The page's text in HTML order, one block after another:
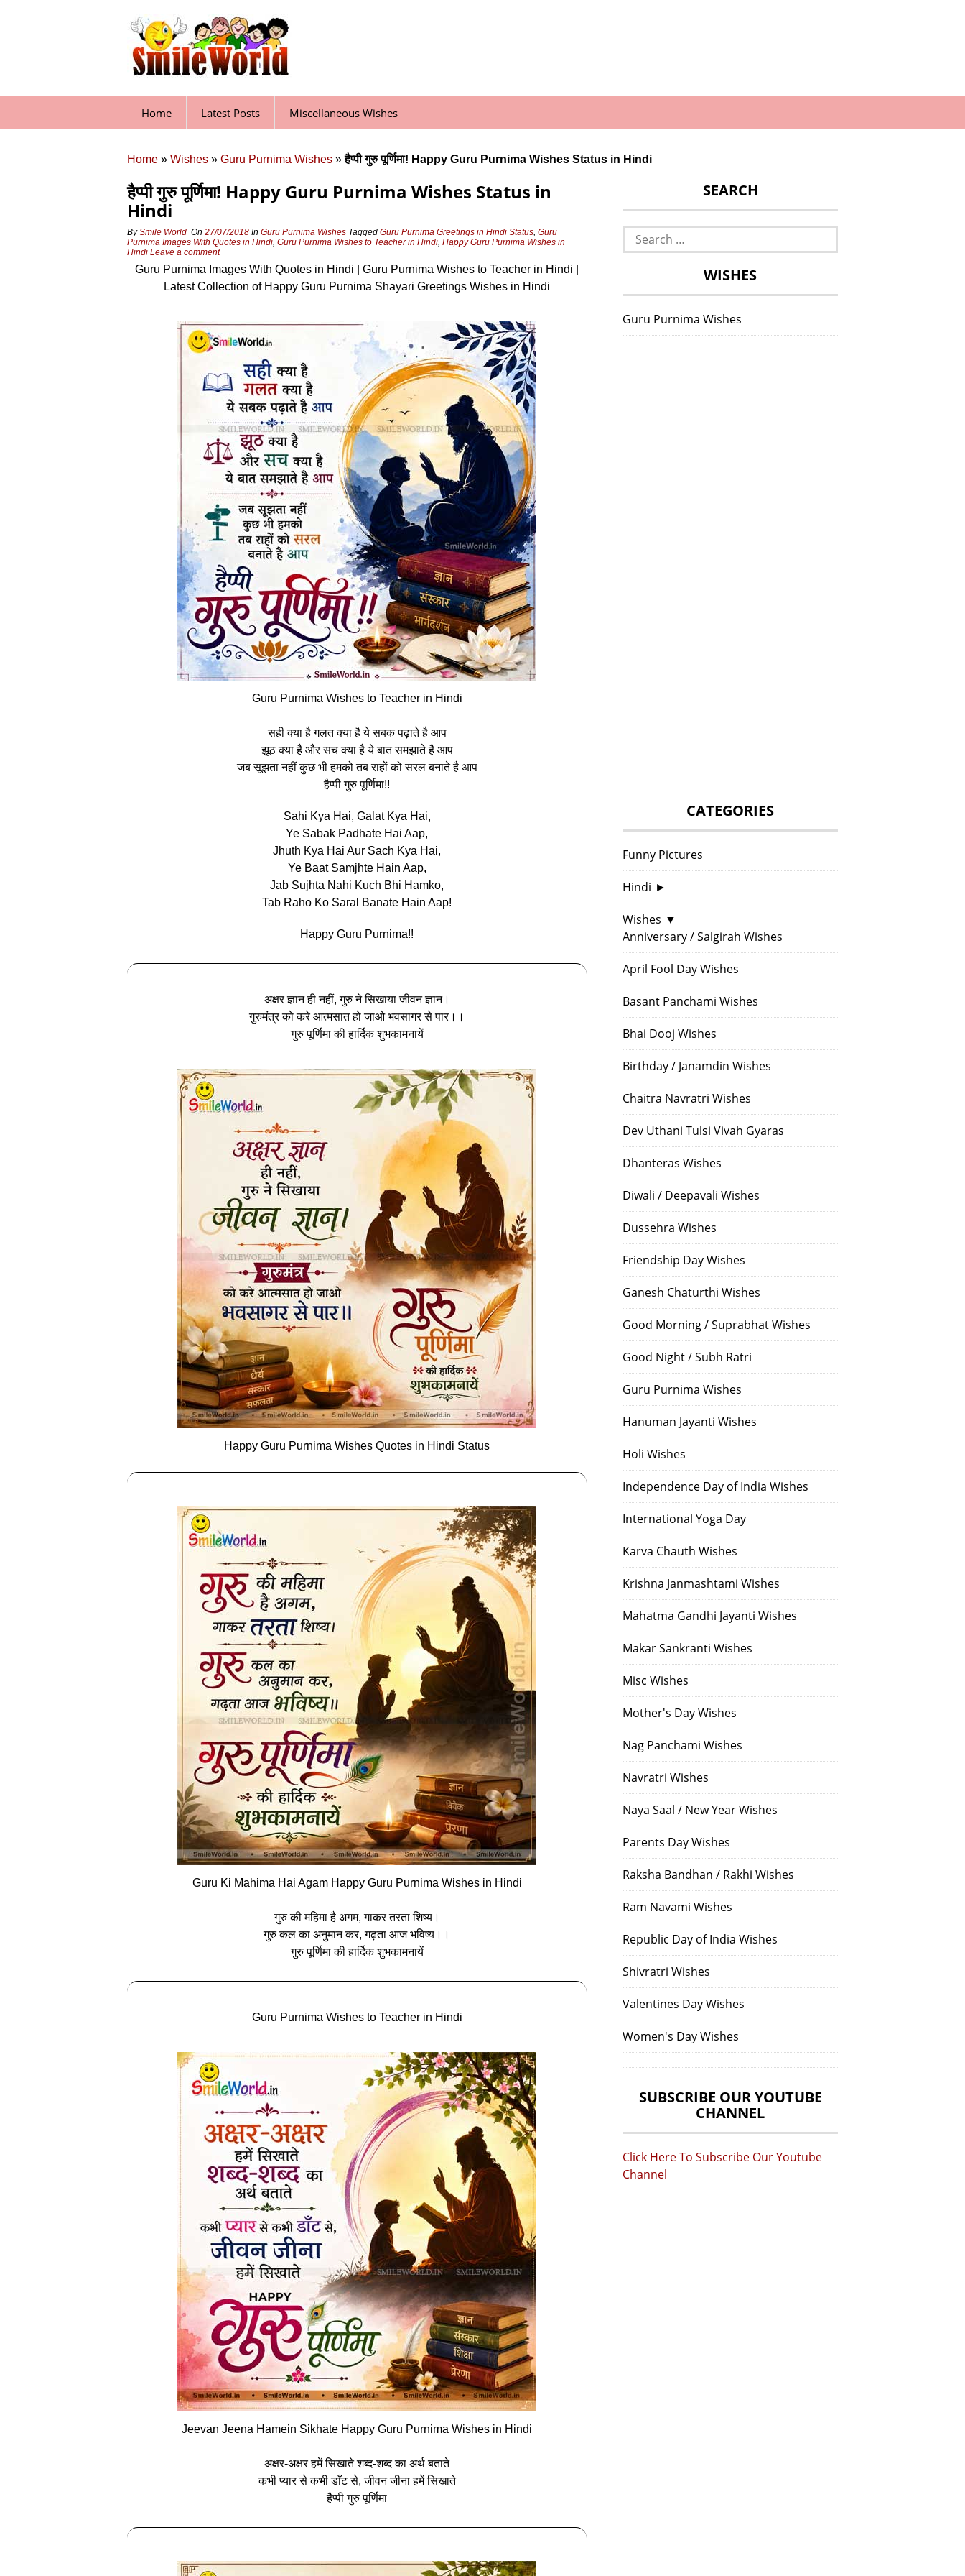
Home Latest Posts Miscellaneous Wishes
Home » Wishes » Guru Purnima Wishes »हैप्पी गुरु पूर्णिमा! Happy Guru Purnima Wishes Status in Hindi
हैप्पी गुरु पूर्णिमा! Happy Guru Purnima Wishes Status in
Hindi
BySmile World On 27/07/2018 In Guru Purnima Wishes Tagged Guru Purnima Greetings in Hindi Status, Guru
Purnima Images With Quotes in Hindi, Guru Purnima Wishes to Teacher in Hindi, Happy Guru Purnima Wishes in
Hindi Leave a comment
Guru Purnima Images With Quotes in Hindi | Guru Purnima Wishes to Teacher in Hindi |
Latest Collection of Happy Guru Purnima Shayari Greetings Wishes in Hindi
Guru Purnima Wishes to Teacher in Hindi
सही क्या है गलत क्या है ये सबक पढ़ाते है आप
झूठ क्या है और सच क्या है ये बात समझाते है आप
जब सूझता नहीं कुछ भी हमको तब राहों को सरल बनाते है आप
हैप्पी गुरु पूर्णिमा!!
Sahi Kya Hai, Galat Kya Hai,
Ye Sabak Padhate Hai Aap,
Jhuth Kya Hai Aur Sach Kya Hai,
Ye Baat Samjhte Hain Aap,
Jab Sujhta Nahi Kuch Bhi Hamko,
Tab Raho Ko Saral Banate Hain Aap!
Happy Guru Purnima!!
अक्षर ज्ञान ही नहीं, गुरु ने सिखाया जीवन ज्ञान।
गुरुमंत्र को करे आत्मसात हो जाओ भवसागर से पार।।
गुरु पूर्णिमा की हार्दिक शुभकामनायें
Happy Guru Purnima Wishes Quotes in Hindi Status
Guru Ki Mahima Hai Agam Happy Guru Purnima Wishes in Hindi
गुरु की महिमा है अगम, गाकर तरता शिष्य।
गुरु कल का अनुमान कर, गढ़ता आज भविष्य।।
गुरु पूर्णिमा की हार्दिक शुभकामनायें
Guru Purnima Wishes to Teacher in Hindi
Jeevan Jeena Hamein Sikhate Happy Guru Purnima Wishes in Hindi
अक्षर-अक्षर हमें सिखाते शब्द-शब्द का अर्थ बताते
कभी प्यार से कभी डाँट से, जीवन जीना हमें सिखाते
हैप्पी गुरु पूर्णिमा
SEARCH
Search
for:
WISHES
Guru Purnima Wishes
CATEGORIES
Funny Pictures
Hindi ►
Wishes ▼
Anniversary / Salgirah Wishes
April Fool Day Wishes
Basant Panchami Wishes
Bhai Dooj Wishes
Birthday / Janamdin Wishes
Chaitra Navratri Wishes
Dev Uthani Tulsi Vivah Gyaras
Dhanteras Wishes
Diwali / Deepavali Wishes
Dussehra Wishes
Friendship Day Wishes
Ganesh Chaturthi Wishes
Good Morning / Suprabhat Wishes
Good Night / Subh Ratri
Guru Purnima Wishes
Hanuman Jayanti Wishes
Holi Wishes
Independence Day of India Wishes
International Yoga Day
Karva Chauth Wishes
Krishna Janmashtami Wishes
Mahatma Gandhi Jayanti Wishes
Makar Sankranti Wishes
Misc Wishes
Mother's Day Wishes
Nag Panchami Wishes
Navratri Wishes
Naya Saal / New Year Wishes
Parents Day Wishes
Raksha Bandhan / Rakhi Wishes
Ram Navami Wishes
Republic Day of India Wishes
Shivratri Wishes
Valentines Day Wishes
Women's Day Wishes
SUBSCRIBE OUR YOUTUBE
CHANNEL
Click Here To Subscribe Our Youtube
Channel